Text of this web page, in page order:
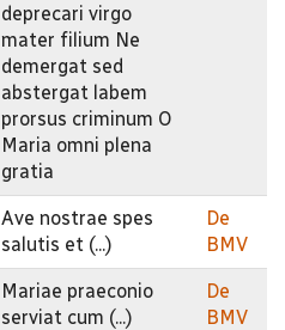
deprecari virgo
mater filium Ne
demergat sed
abstergat labem
prorsus criminum O
Maria omni plena
gratia
Ave nostrae spes
salutis et (...)
De
BMV
Mariae praeconio
serviat cum (...)
De
BMV